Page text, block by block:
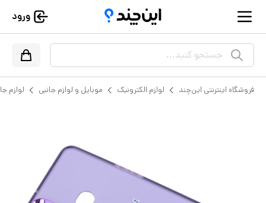
ورود
جستجو کنید...
فروشگاه اینترنتی این‌چند لوازم الکترونیک موبایل و لوازم جانبی لوازم